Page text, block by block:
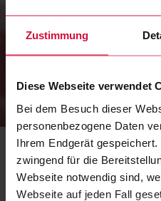
Zustimmung
Diese Webseite verwendet
Bei dem Besuch dieser
personenbezogene Daten
Ihrem Endgerät
zwingend für die
Webseite notwendig sind,
Webseite auf jeden Fall
NEWS|22 JUL 2022
Die Coroplast
darauf, ein
Work“ zu sein!